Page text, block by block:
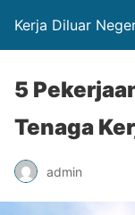
Kerja Diluar
5
Tenaga
admin